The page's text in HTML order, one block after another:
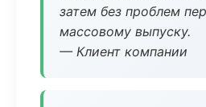
затем без проблем
массовому выпуску.
— Клиент компании